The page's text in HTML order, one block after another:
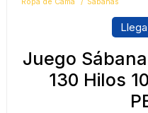
Ropa de Cama Sábanas
Juego
130 Hilos